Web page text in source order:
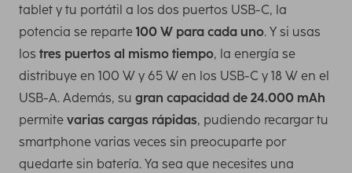
tablet y tu portátil a los dos puertos USB-C, la
potencia se reparte 100 W para cada uno. Y si usas
los tres puertos al mismo tiempo, la energía se
distribuye en 100 W y 65 W en los USB-C y 18 W en el
USB-A. Además, su gran capacidad de 24.000 mAh
permite varias cargas rápidas, pudiendo recargar tu
smartphone varias veces sin preocuparte por
quedarte sin batería. Ya sea que necesites una